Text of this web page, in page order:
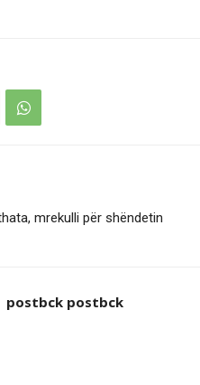
mrekulli për shëndetin
postbck postbck